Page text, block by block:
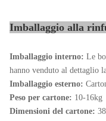
Ordine
1
Prezzo
unitario:
Termine di
consegna:
Entro
Imballaggio alla
Imballaggio interno: Le
hanno venduto al dettaglio
Imballaggio esterno:
Peso per cartone: 10-16kg
Dimensioni del cartone: